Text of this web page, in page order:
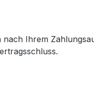
Ihrem